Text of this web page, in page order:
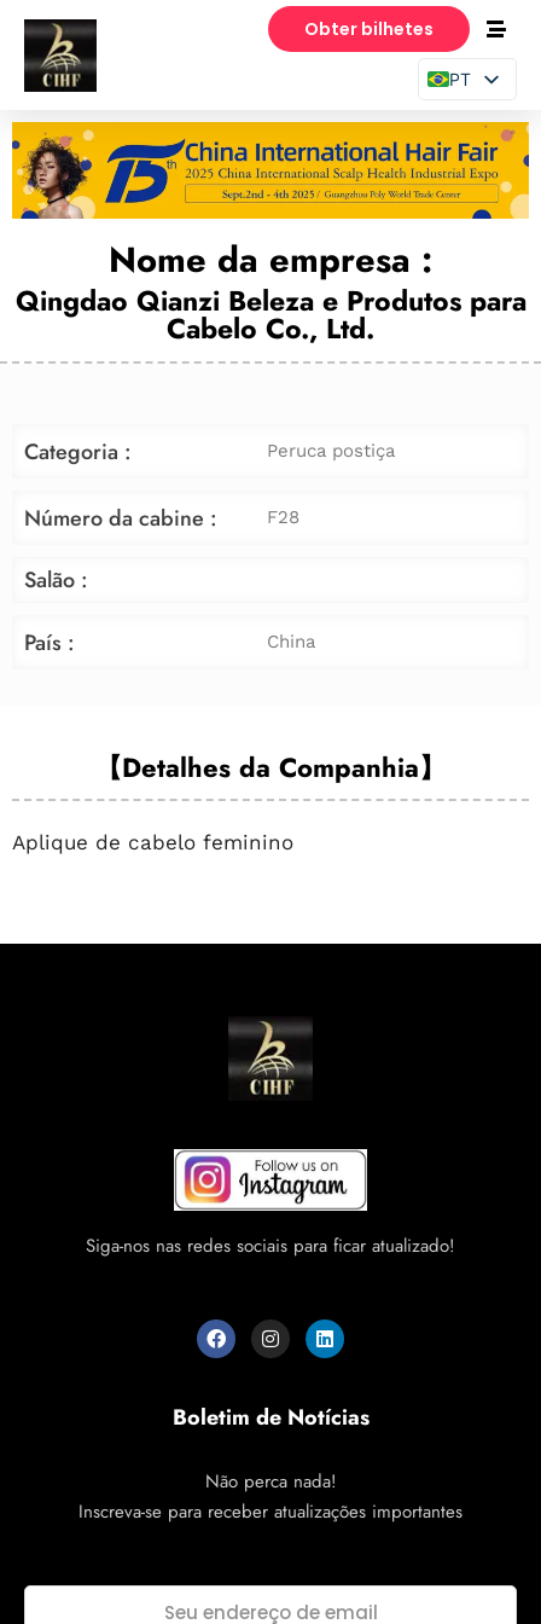
Obter bilhetes
PT
EN
ES
Nome da empresa :
Qingdao Qianzi Beleza e Produtos para
Cabelo Co., Ltd.
Categoria : Peruca postiça
Número da cabine : F28
Salão :
País :
China
【Detalhes da Companhia】
Aplique de cabelo feminino
Siga-nos nas redes sociais para ficar atualizado!
Boletim de Notícias
Não perca nada!
Inscreva-se para receber atualizações importantes